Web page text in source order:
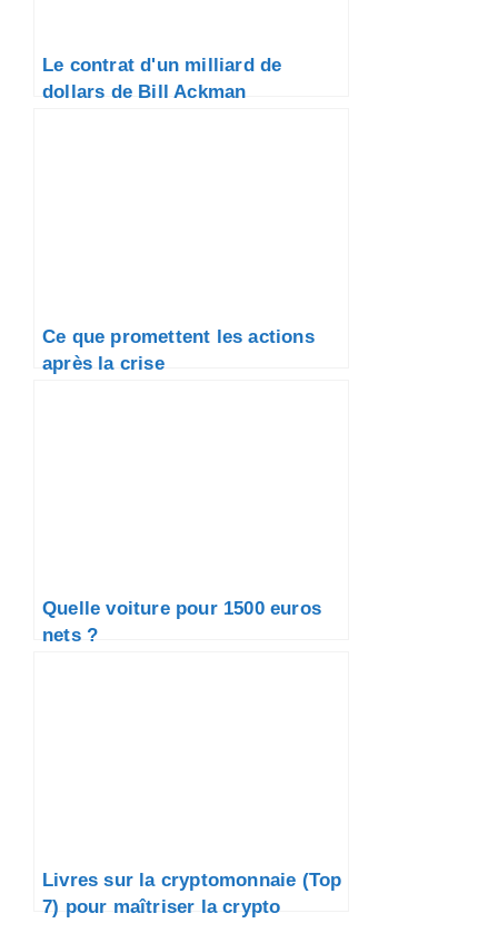
Le contrat d'un milliard de
dollars de Bill Ackman
Ce que promettent les actions
après la crise
Quelle voiture pour 1500 euros
nets ?
Livres sur la cryptomonnaie (Top
7) pour maîtriser la crypto